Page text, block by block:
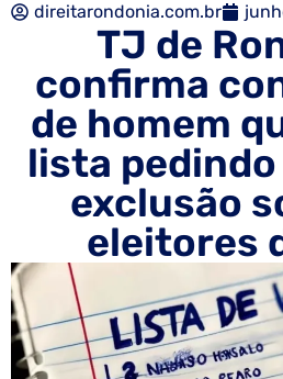
direitarondonia.com.br
TJ de
confirma
de homem
lista
exclusão
eleitores